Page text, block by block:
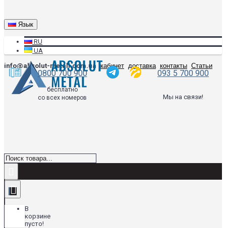
Язык
RU
UA
info@absolut-metall.com.ua
кабинет доставка контакты Статьи
0800 700 900 093 5 700 900
бесплатно
со всех номеров
Мы на связи!
В
корзине
пусто!